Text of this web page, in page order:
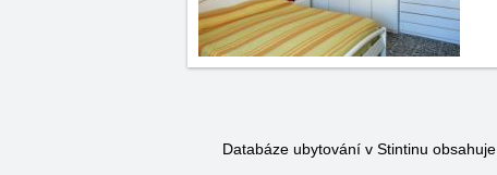
Databáze ubytování v Stintinu obsahuje